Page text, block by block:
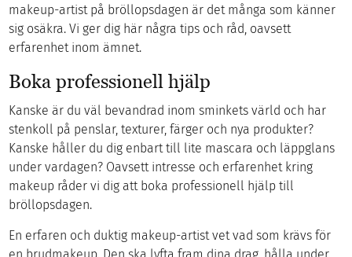
makeup-artist på bröllopsdagen är det många som känner
sig osäkra. Vi ger dig här några tips och råd, oavsett
erfarenhet inom ämnet.
Boka professionell hjälp
Kanske är du väl bevandrad inom sminkets värld och har
stenkoll på penslar, texturer, färger och nya produkter?
Kanske håller du dig enbart till lite mascara och läppglans
under vardagen? Oavsett intresse och erfarenhet kring
makeup råder vi dig att boka professionell hjälp till
bröllopsdagen.
En erfaren och duktig makeup-artist vet vad som krävs för